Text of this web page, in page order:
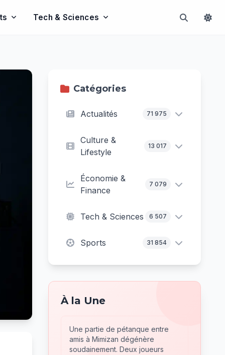
Tech & Sciences
Catégories
Actualités 71 975
Culture &
Lifestyle
13 017
Économie &
Finance
7 079
Tech & Sciences 6 507
Sports 31 854
À la Une
Une partie de pétanque entre
amis à Mimizan dégénère
soudainement. Deux joueurs